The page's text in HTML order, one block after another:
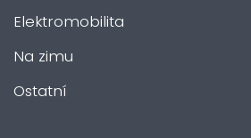
Elektromobilita
Na zimu
Ostatní